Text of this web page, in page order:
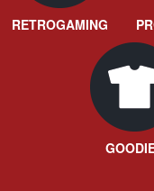
RETROGAMING